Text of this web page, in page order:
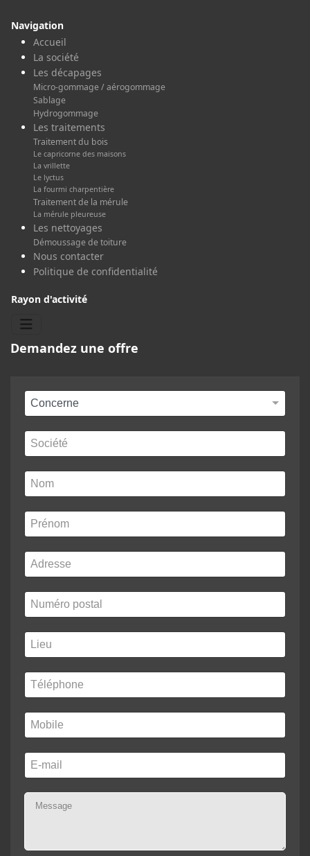
Navigation
Accueil
La société
Les décapages
Micro-gommage / aérogommage
Sablage
Hydrogommage
Les traitements
Traitement du bois
Le capricorne des maisons
La vrillette
Le lyctus
La fourmi charpentière
Traitement de la mérule
La mérule pleureuse
Les nettoyages
Démoussage de toiture
Nous contacter
Politique de confidentialité
Rayon d'activité
Demandez une offre